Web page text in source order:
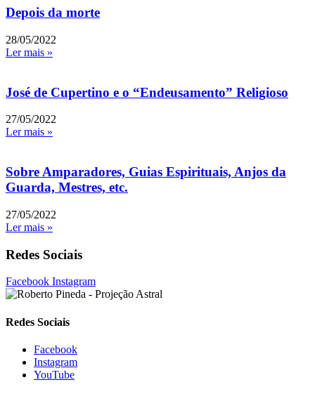
Depois da morte
28/05/2022
Ler mais »
José de Cupertino e o “Endeusamento” Religioso
27/05/2022
Ler mais »
Sobre Amparadores, Guias Espirituais, Anjos da
Guarda, Mestres, etc.
27/05/2022
Ler mais »
Redes Sociais
Facebook Instagram
Redes Sociais
Facebook
Instagram
YouTube